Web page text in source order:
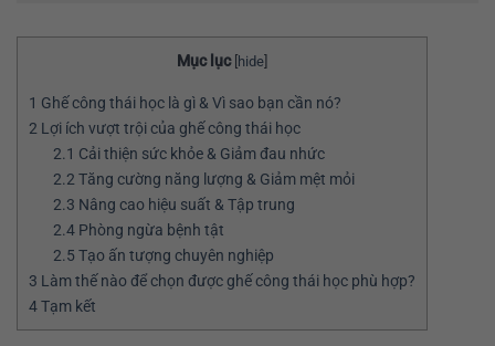
Mục lục hide
1 Ghế công thái học là gì & Vì sao bạn cần nó?
2 Lợi ích vượt trội của ghế công thái học
2.1 Cải thiện sức khỏe & Giảm đau nhức
2.2Tăng cường năng lượng & Giảm mệt mỏi
2.3 Nâng cao hiệu suất & Tập trung
2.4Phòng ngừa bệnh tật
2.5 Tạo ấn tượng chuyên nghiệp
3 Làm thế nào để chọn được ghế công thái học phù hợp?
4Tạm kết